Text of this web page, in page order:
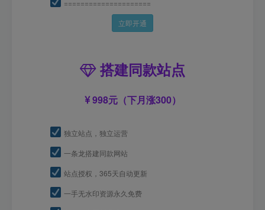
=====================
立即开通
搭建同款站点
998元（下月涨300）
独立站点，独立运营
一条龙搭建同款网站
站点授权，365天自动更新
一手无水印资源永久免费